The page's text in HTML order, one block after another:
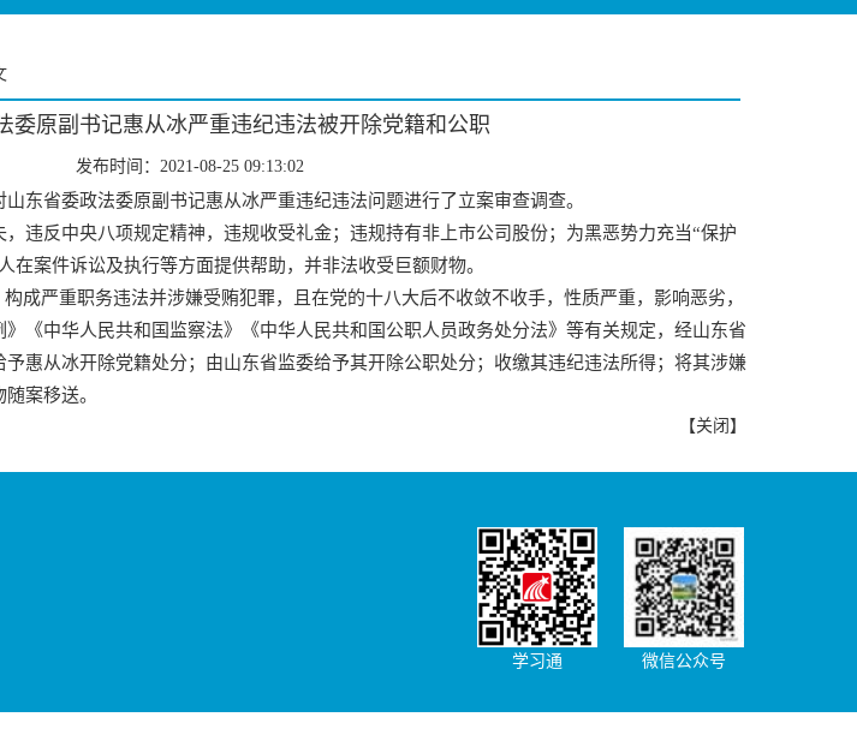
委原副书记惠从冰严重违纪违法被开除党籍和公职
发布时间：2021-08-25 09:13:02
东省委政法委原副书记惠从冰严重违纪违法问题进行了立案审查调查。
违反中央八项规定精神，违规收受礼金；违规持有非上市公司股份；为黑恶势力充当“保护
案件诉讼及执行等方面提供帮助，并非法收受巨额财物。
严重职务违法并涉嫌受贿犯罪，且在党的十八大后不收敛不收手，性质严重，影响恶劣，
《中华人民共和国监察法》《中华人民共和国公职人员政务处分法》等有关规定，经山东省
惠从冰开除党籍处分；由山东省监委给予其开除公职处分；收缴其违纪违法所得；将其涉嫌
案移送。
【关闭 】
学习通
微信公众号